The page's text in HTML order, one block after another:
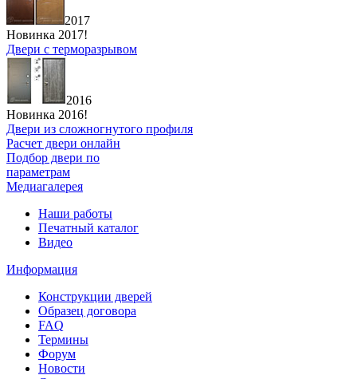
2017
Новинка 2017!
Двери с терморазрывом
2016
Новинка 2016!
Двери из сложногнутого профиля
Расчет двери онлайн
Подбор двери по
параметрам
Медиагалерея
Наши работы
Печатный каталог
Видео
Информация
Конструкции дверей
Образец договора
FAQ
Термины
Форум
Новости